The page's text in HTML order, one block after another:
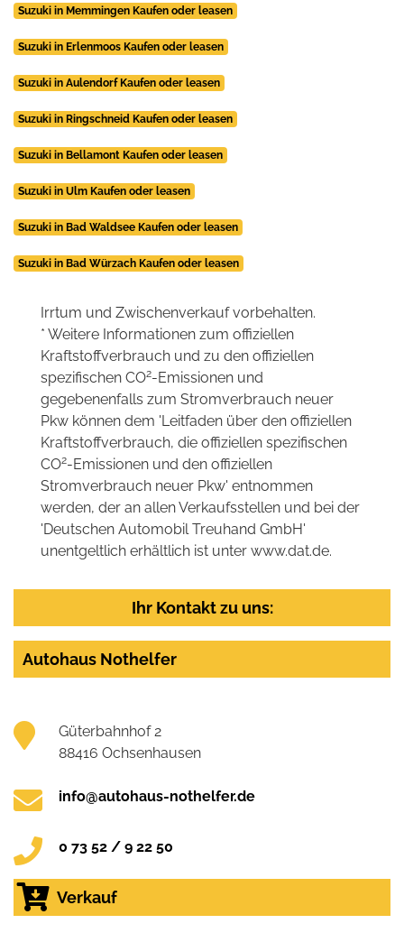
Suzuki in Memmingen Kaufen oder leasen
Suzuki in Erlenmoos Kaufen oder leasen
Suzuki in Aulendorf Kaufen oder leasen
Suzuki in Ringschneid Kaufen oder leasen
Suzuki in Bellamont Kaufen oder leasen
Suzuki in Ulm Kaufen oder leasen
Suzuki in Bad Waldsee Kaufen oder leasen
Suzuki in Bad Würzach Kaufen oder leasen
Irrtum und Zwischenverkauf vorbehalten.
* Weitere Informationen zum offiziellen
Kraftstoffverbrauch und zu den offiziellen
spezifischen CO2-Emissionen und
gegebenenfalls zum Stromverbrauch neuer
Pkw können dem 'Leitfaden über den offiziellen
Kraftstoffverbrauch, die offiziellen spezifischen
CO2-Emissionen und den offiziellen
Stromverbrauch neuer Pkw' entnommen
werden, der an allen Verkaufsstellen und bei der
'Deutschen Automobil Treuhand GmbH'
unentgeltlich erhältlich ist unter www.dat.de.
Ihr Kontakt zu uns:
Autohaus Nothelfer
Güterbahnhof 2
88416 Ochsenhausen
info@autohaus-nothelfer.de
0 73 52 / 9 22 50
Verkauf